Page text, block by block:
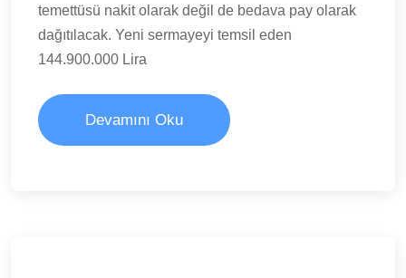
temettüsü nakit olarak değil de bedava pay olarak
dağıtılacak. Yeni sermayeyi temsil eden
144.900.000 Lira
Devamını Oku